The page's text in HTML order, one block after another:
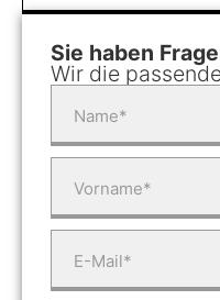
Sie haben
Wir die
Name*
Vorname*
E-Mail*